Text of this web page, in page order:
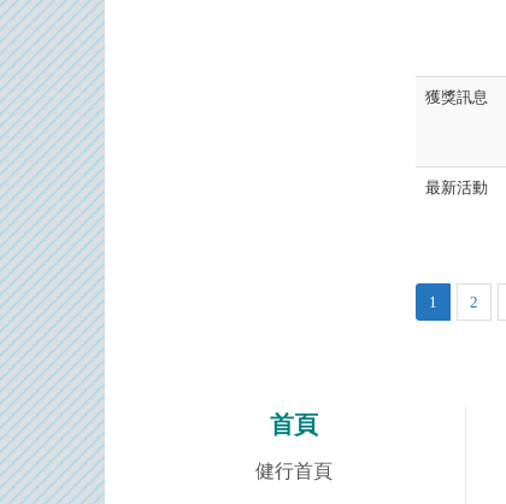
獲獎訊息
最新活動
1 2
首頁
健行首頁